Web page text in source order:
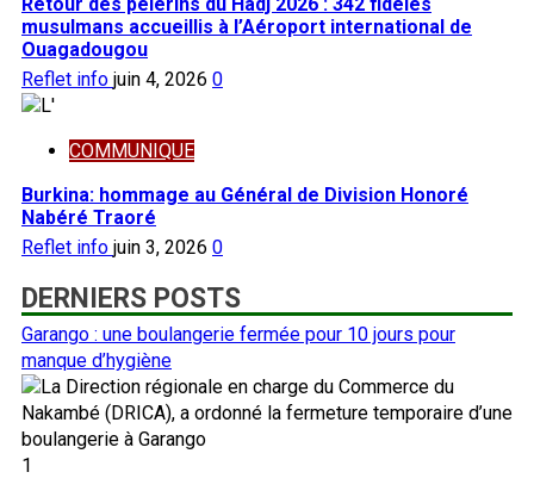
musulmans accueillis à l’Aéroport international de
Ouagadougou
Reflet info juin 4, 2026 0
COMMUNIQUE
Burkina: hommage au Général de Division Honoré
Nabéré Traoré
Reflet info juin 3, 2026 0
DERNIERS POSTS
Garango : une boulangerie fermée pour 10 jours pour
manque d’hygiène
1